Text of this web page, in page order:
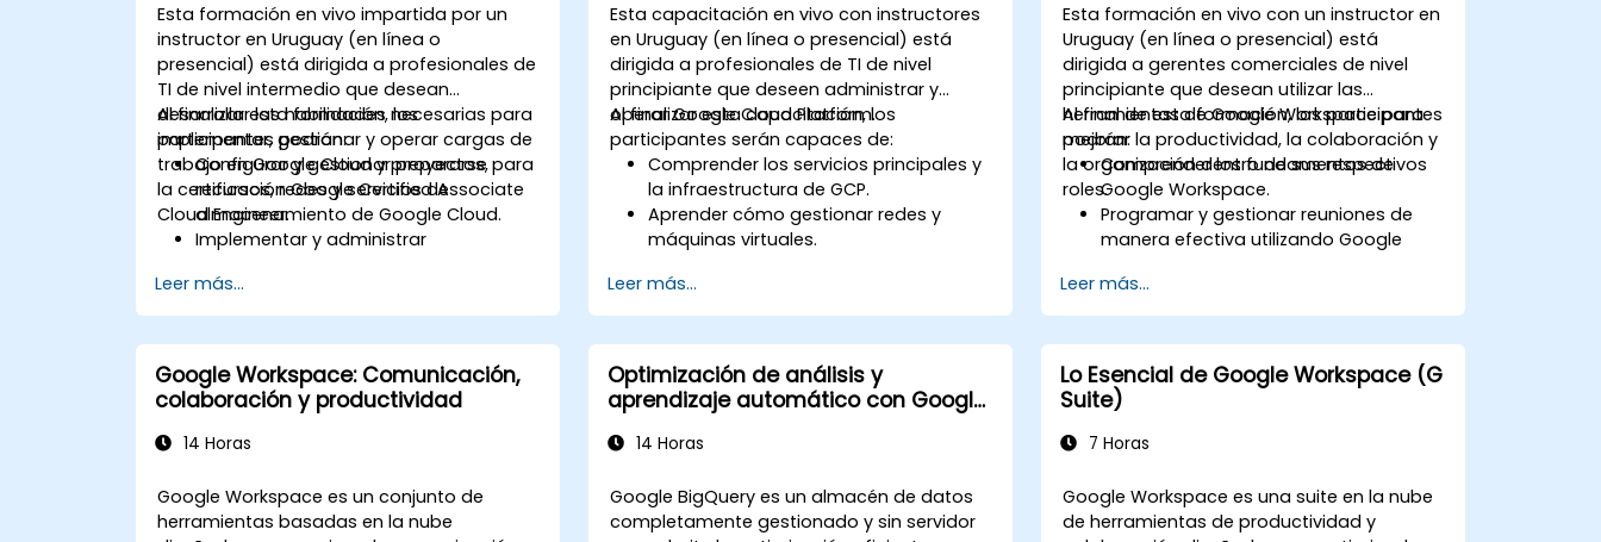
Esta formación en vivo impartida por un
instructor en Uruguay (en línea o
presencial) está dirigida a profesionales de
TI de nivel intermedio que desean
desarrollar las habilidades necesarias para
implementar, gestionar y operar cargas de
trabajo en Google Cloud y prepararse para
la certificación Google Certified Associate
Cloud Engineer.
Al finalizar esta formación, los
participantes podrán:
Configurar y gestionar proyectos,
recursos, redes y servicios de
almacenamiento de Google Cloud.
Implementar y administrar
Engine, Google Kubernetes Engine
(GKE), Cloud Run y App Engine.
Configurar la gestión de identidades y
accesos, controles de seguridad,
presupuestos de facturación, alertas y
monitoreo de costos.
Provisionar y automatizar
Terraform y Cloud Build.
Supervisar, solucionar problemas y
Leer más...
Esta capacitación en vivo con instructores
en Uruguay (en línea o presencial) está
dirigida a profesionales de TI de nivel
principiante que deseen administrar y
operar Google Cloud Platform.
Al finalizar esta capacitación, los
participantes serán capaces de:
Comprender los servicios principales y
la infraestructura de GCP.
Aprender cómo gestionar redes y
máquinas virtuales.
prácticas generales de seguridad en
GCP.
Explorar Kubernetes y la gestión de
contenedores en GCP.
Conocer las opciones de
almacenamiento y cómo
configurarlas.
datos en GCP.
Leer más...
Esta formación en vivo con un instructor en
Uruguay (en línea o presencial) está
dirigida a gerentes comerciales de nivel
principiante que desean utilizar las
herramientas de Google Workspace para
mejorar la productividad, la colaboración y
la organización dentro de sus respectivos
roles.
Al final de esta formación, los participantes
podrán:
Comprender los fundamentos de
Google Workspace.
Programar y gestionar reuniones de
manera efectiva utilizando Google
Alojar, unirse y gestionar reuniones
virtuales con confianza, y utilizar
funciones de colaboración como el
intercambio de pantalla.
Crear documentos profesionales, usar
funciones de colaboración y convertir
documentos a varios formatos.
presentaciones, y colaborar con otros
en la misma presentación.
Leer más...
Google Workspace: Comunicación,
colaboración y productividad
14 Horas
Google Workspace es un conjunto de
herramientas basadas en la nube
Optimización de análisis y
aprendizaje automático con Google
14 Horas
Google BigQuery es un almacén de datos
completamente gestionado y sin servidor
Lo Esencial de Google Workspace (G
Suite)
7 Horas
Google Workspace es una suite en la nube
de herramientas de productividad y